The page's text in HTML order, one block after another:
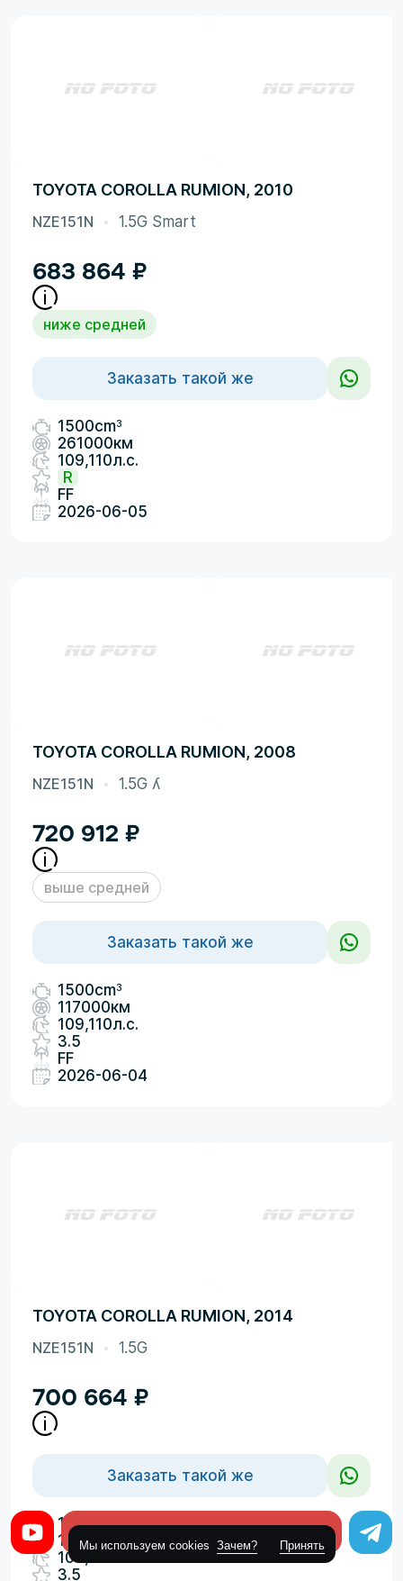
TOYOTA COROLLA RUMION, 2010
NZE151N 1.5G Smart
683 864 ₽
ниже средней
Заказать такой же
1500cm3
261000км
109,110л.с.
R
FF
2026-06-05
TOYOTA COROLLA RUMION, 2008
NZE151N 1.5G ʎ
720 912 ₽
выше средней
Заказать такой же
1500cm3
117000км
109,110л.с.
3.5
FF
2026-06-04
TOYOTA COROLLA RUMION, 2014
NZE151N 1.5G
700 664 ₽
Заказать такой же
1500cm
189000км
109,110л.с.
3.5
Мы используем cookies Зачем? Принять